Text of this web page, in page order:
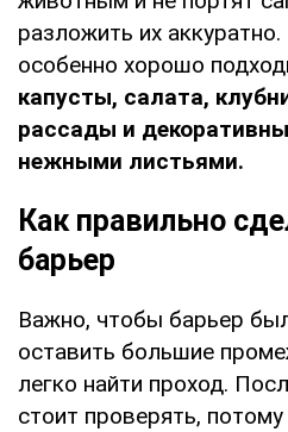
разложить их
особенно хорошо
капусты, салата,
рассады и
нежными листьями.
Как правильно
барьер
Важно, чтобы барьер
оставить большие
легко найти проход.
стоит проверять,